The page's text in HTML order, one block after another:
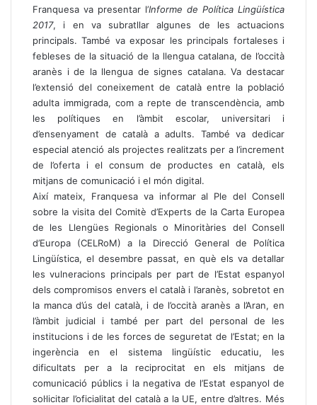
Franquesa va presentar l’Informe de Política Lingüística
2017, i en va subratllar algunes de les actuacions
principals. També va exposar les principals fortaleses i
febleses de la situació de la llengua catalana, de l’occità
aranès i de la llengua de signes catalana. Va destacar
l’extensió del coneixement de català entre la població
adulta immigrada, com a repte de transcendència, amb
les polítiques en l’àmbit escolar, universitari i
d’ensenyament de català a adults. També va dedicar
especial atenció als projectes realitzats per a l’increment
de l’oferta i el consum de productes en català, els
mitjans de comunicació i el món digital.
Així mateix, Franquesa va informar al Ple del Consell
sobre la visita del Comitè d’Experts de la Carta Europea
de les Llengües Regionals o Minoritàries del Consell
d’Europa (CELRoM) a la Direcció General de Política
Lingüística, el desembre passat, en què els va detallar
les vulneracions principals per part de l’Estat espanyol
dels compromisos envers el català i l’aranès, sobretot en
la manca d’ús del català, i de l’occità aranès a l’Aran, en
l’àmbit judicial i també per part del personal de les
institucions i de les forces de seguretat de l’Estat; en la
ingerència en el sistema lingüístic educatiu, les
dificultats per a la reciprocitat en els mitjans de
comunicació públics i la negativa de l’Estat espanyol de
sol·licitar l’oficialitat del català a la UE, entre d’altres. Més